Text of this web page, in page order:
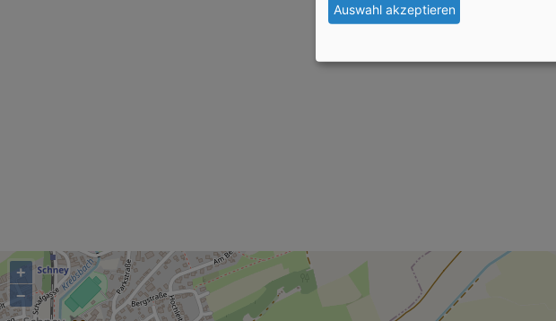
+
−
Auswahl akzeptieren